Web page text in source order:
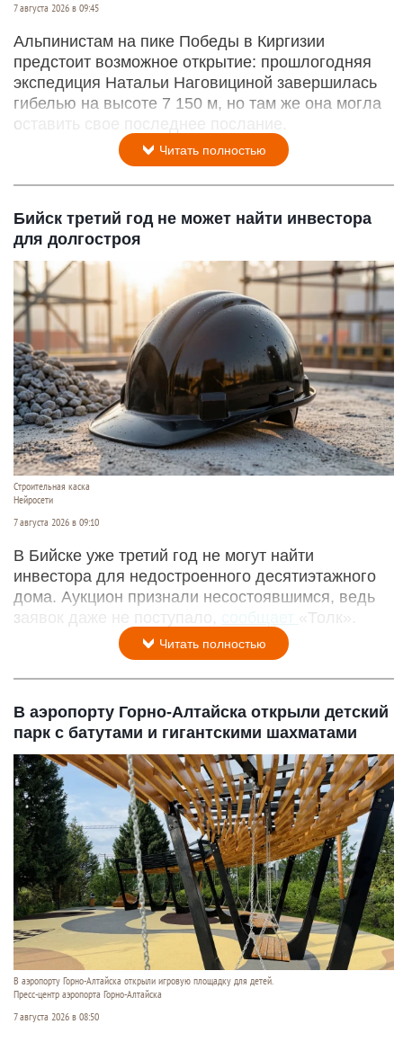
7 августа 2026 в 09:45
Альпинистам на пике Победы в Киргизии
предстоит возможное открытие: прошлогодняя
экспедиция Натальи Наговициной завершилась
гибелью на высоте 7 150 м, но там же она могла
оставить свое последнее послание.
Читать полностью
Бийск третий год не может найти инвестора
для долгостроя
Строительная каска
Нейросети
7 августа 2026 в 09:10
В Бийске уже третий год не могут найти
инвестора для недостроенного десятиэтажного
дома. Аукцион признали несостоявшимся, ведь
заявок даже не поступало,
сообщает «Толк».
Читать полностью
В аэропорту Горно-Алтайска открыли детский
парк с батутами и гигантскими шахматами
В аэропорту Горно-Алтайска открыли игровую площадку для детей.
Пресс-центр аэропорта Горно-Алтайска
7 августа 2026 в 08:50